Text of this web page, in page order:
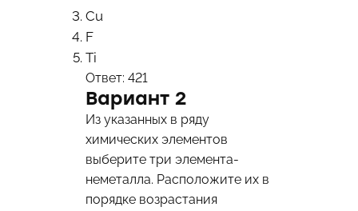
Cu
F
Ti
Ответ: 421
Вариант 2
Из указанных в ряду
химических элементов
выберите три элемента-
неметалла. Расположите их в
порядке возрастания